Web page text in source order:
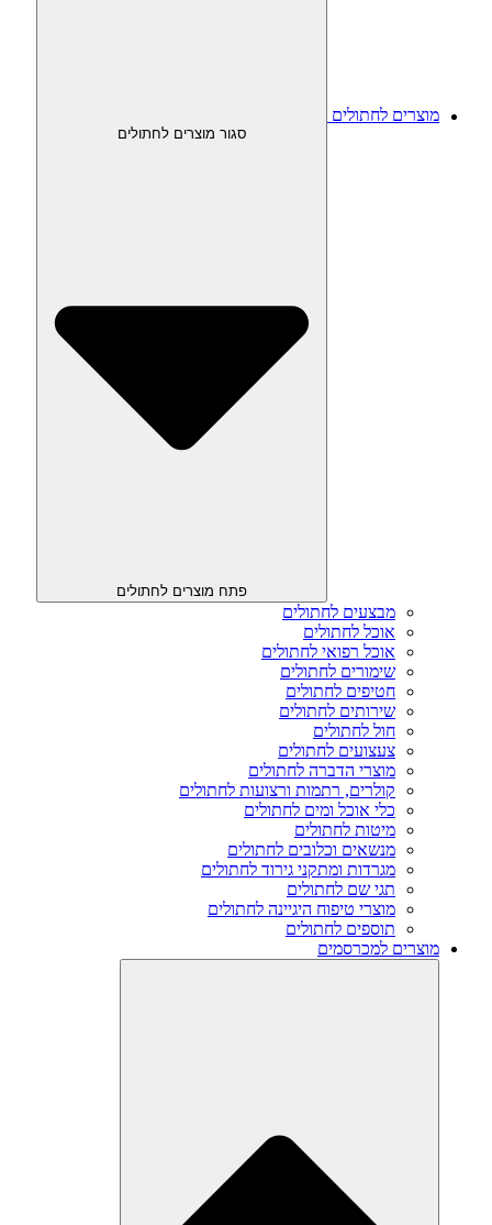
מוצרים לחתולים
סגור מוצרים לחתולים
פתח מוצרים לחתולים
מבצעים לחתולים
אוכל לחתולים
אוכל רפואי לחתולים
שימורים לחתולים
חטיפים לחתולים
שירותים לחתולים
חול לחתולים
צעצועים לחתולים
מוצרי הדברה לחתולים
קולרים, רתמות ורצועות לחתולים
כלי אוכל ומים לחתולים
מיטות לחתולים
מנשאים וכלובים לחתולים
מגרדות ומתקני גירוד לחתולים
תגי שם לחתולים
מוצרי טיפוח היגיינה לחתולים
תוספים לחתולים
מוצרים למכרסמים